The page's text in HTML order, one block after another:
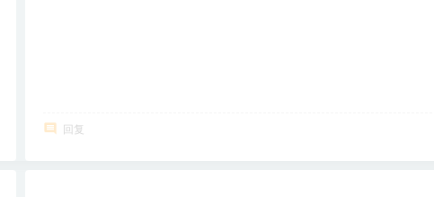
回复